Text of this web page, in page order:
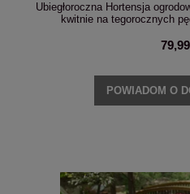
Ubiegłoroczna Hortensja
kwitnie na tegorocznych
POWIADOM O